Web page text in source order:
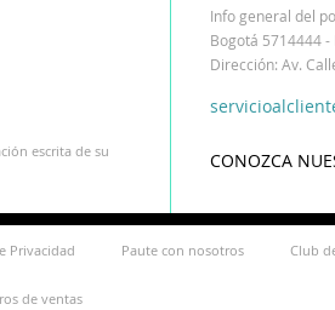
escrita de su
Info general del
Bogotá 5714444
Dirección: Av.
CONOZCA
Privacidad Paute con nosotros Club
de ventas